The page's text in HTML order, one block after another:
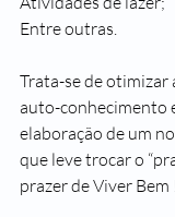
Entre outras.
Trata-se de otimizar
auto-conhecimento
elaboração de um
que leve trocar o
prazer de Viver Bem